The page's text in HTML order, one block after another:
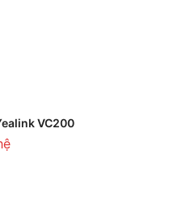
VC200